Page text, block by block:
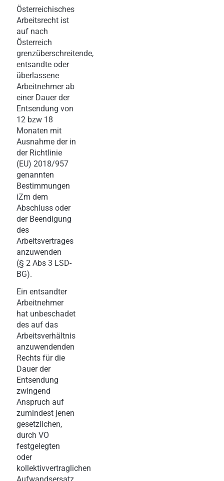
Österreichisches
Arbeitsrecht ist
auf nach
Österreich
grenzüberschreitende,
entsandte oder
überlassene
Arbeitnehmer ab
einer Dauer der
Entsendung von
12 bzw 18
Monaten mit
Ausnahme der in
der Richtlinie
(EU) 2018/957
genannten
Bestimmungen
iZm dem
Abschluss oder
der Beendigung
des
Arbeitsvertrages
anzuwenden
(§ 2 Abs 3 LSD-
BG).
Ein entsandter
Arbeitnehmer
hat unbeschadet
des auf das
Arbeitsverhältnis
anzuwendenden
Rechts für die
Dauer der
Entsendung
zwingend
Anspruch auf
zumindest jenen
gesetzlichen,
durch VO
festgelegten
oder
kollektivvertraglichen